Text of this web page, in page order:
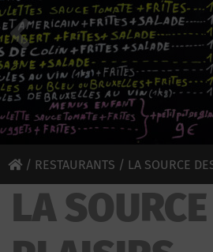
/ RESTAURANTS / LA SOURCE
LA